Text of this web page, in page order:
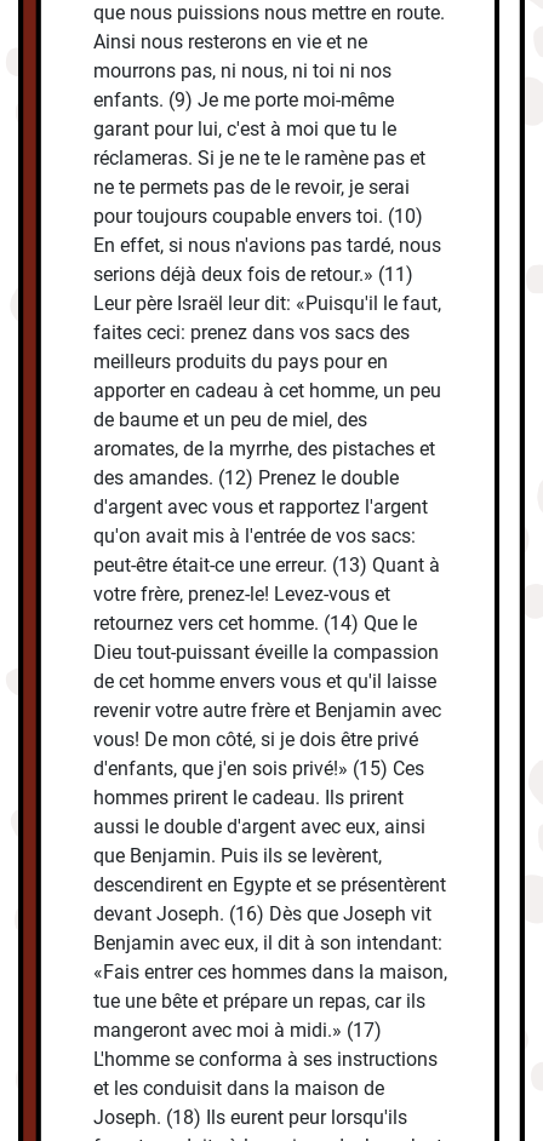
que nous puissions nous mettre en route.
Ainsi nous resterons en vie et ne
mourrons pas, ni nous, ni toi ni nos
enfants. (9) Je me porte moi-même
garant pour lui, c'est à moi que tu le
réclameras. Si je ne te le ramène pas et
ne te permets pas de le revoir, je serai
pour toujours coupable envers toi. (10)
En effet, si nous n'avions pas tardé, nous
serions déjà deux fois de retour.» (11)
Leur père Israël leur dit: «Puisqu'il le faut,
faites ceci: prenez dans vos sacs des
meilleurs produits du pays pour en
apporter en cadeau à cet homme, un peu
de baume et un peu de miel, des
aromates, de la myrrhe, des pistaches et
des amandes. (12) Prenez le double
d'argent avec vous et rapportez l'argent
qu'on avait mis à l'entrée de vos sacs:
peut-être était-ce une erreur. (13) Quant à
votre frère, prenez-le! Levez-vous et
retournez vers cet homme. (14) Que le
Dieu tout-puissant éveille la compassion
de cet homme envers vous et qu'il laisse
revenir votre autre frère et Benjamin avec
vous! De mon côté, si je dois être privé
d'enfants, que j'en sois privé!» (15) Ces
hommes prirent le cadeau. Ils prirent
aussi le double d'argent avec eux, ainsi
que Benjamin. Puis ils se levèrent,
descendirent en Egypte et se présentèrent
devant Joseph. (16) Dès que Joseph vit
Benjamin avec eux, il dit à son intendant:
«Fais entrer ces hommes dans la maison,
tue une bête et prépare un repas, car ils
mangeront avec moi à midi.» (17)
L'homme se conforma à ses instructions
et les conduisit dans la maison de
Joseph. (18) Ils eurent peur lorsqu'ils